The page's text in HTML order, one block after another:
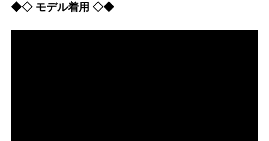
◆◇ モデル着用 ◇◆